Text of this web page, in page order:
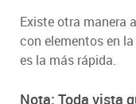
Existe otra manera
con elementos en
es la más rápida.
Nota: Toda vista